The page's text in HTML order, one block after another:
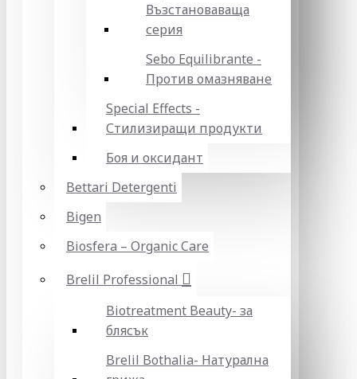
Възстановаваща
серия
Sebo Equilibrante -
Против омазняване
Special Effects -
Стилизиращи продукти
Боя и оксидант
Bettari Detergenti
Bigen
Biosfera – Organic Care
Brelil Professional
Biotreatment Beauty- за
блясък
Brelil Bothalia- Натурална